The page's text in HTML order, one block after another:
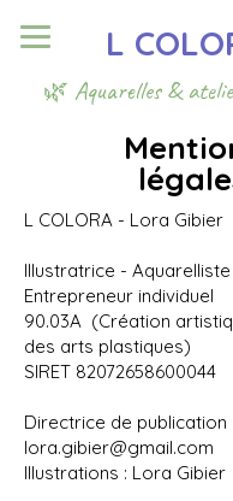
L
🌿 Aquarelles &
L COLORA - Lora Gibier
Illustratrice - Aquarelliste
Entrepreneur individuel
90.03A (Création
des arts plastiques)
SIRET 82072658600044
Directrice de publication
lora.gibier@gmail.com
Illustrations : Lora Gibier